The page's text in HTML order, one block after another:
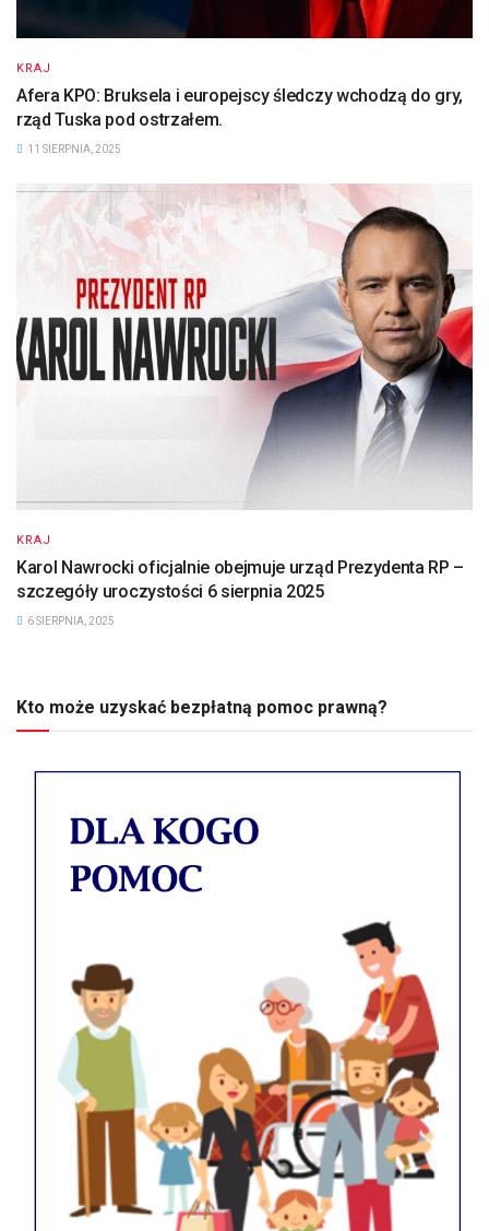
KRAJ
Afera KPO: Bruksela i europejscy śledczy wchodzą do gry,
rząd Tuska pod ostrzałem.
11 SIERPNIA, 2025
KRAJ
Karol Nawrocki oficjalnie obejmuje urząd Prezydenta RP –
szczegóły uroczystości 6 sierpnia 2025
6 SIERPNIA, 2025
Kto może uzyskać bezpłatną pomoc prawną?